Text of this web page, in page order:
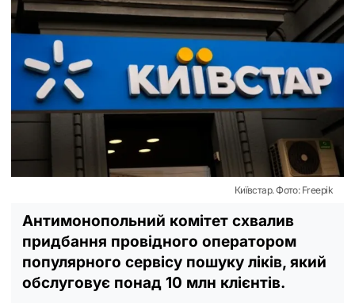
Київстар. Фото: Freepik
Антимонопольний комітет схвалив
придбання провідного оператором
популярного сервісу пошуку ліків, який
обслуговує понад 10 млн клієнтів.